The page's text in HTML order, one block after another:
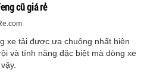
cũ giá rẻ
xe tải được ưa chuộng nhất hiện
và tính năng đặc biệt mà dòng xe